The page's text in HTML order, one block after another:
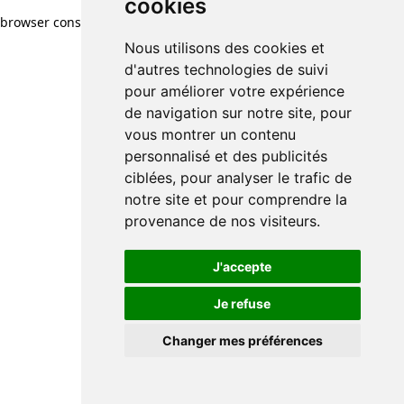
cookies
Nous utilisons des cookies et
d'autres technologies de suivi
pour améliorer votre expérience
de navigation sur notre site, pour
vous montrer un contenu
personnalisé et des publicités
ciblées, pour analyser le trafic de
notre site et pour comprendre la
provenance de nos visiteurs.
J'accepte
Je refuse
Changer mes préférences
browser console for more information)